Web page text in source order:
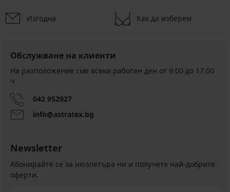
Изгодна Как да изберем
Обслужване на клиенти
На разположение сме всеки работен ден от 9:00 до 17:00
ч
042 952927
info@astratex.bg
Newsletter
Абонирайте се за нюзлетъра ни и получете най-добрите
оферти.